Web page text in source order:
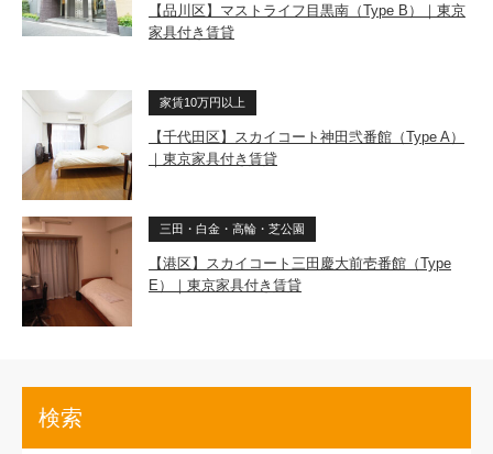
【品川区】マストライフ目黒南（Type B）｜東京
家具付き賃貸
家賃10万円以上
【千代田区】スカイコート神田弐番館（Type A）
｜東京家具付き賃貸
三田・白金・高輪・芝公園
【港区】スカイコート三田慶大前壱番館（Type
E）｜東京家具付き賃貸
検索